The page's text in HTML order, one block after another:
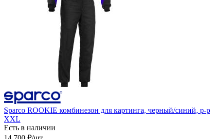
Sparco ROOKIE комбинезон для картинга, черный/синий, р-р
XXL
Есть в наличии